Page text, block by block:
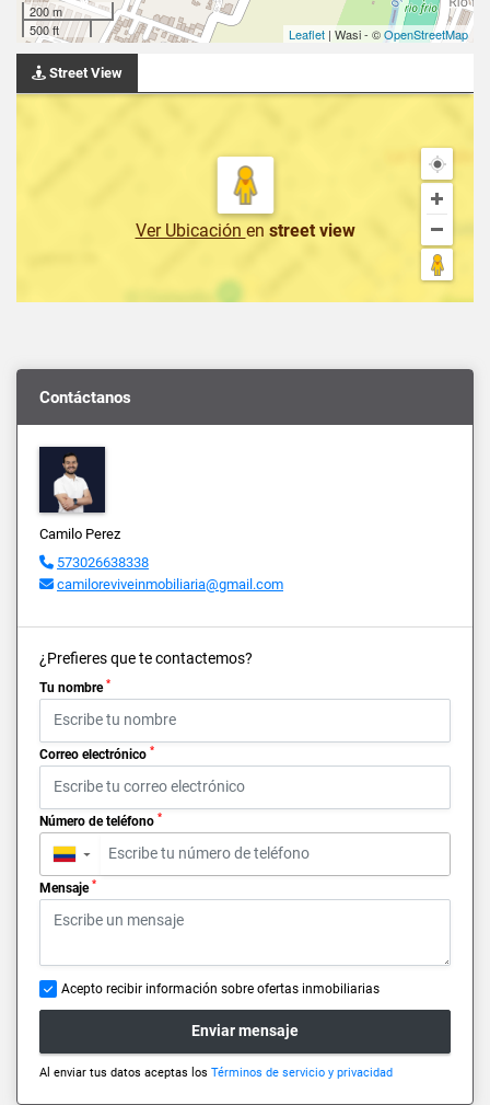
200 m
500 ft
Leaflet | Wasi - ©OpenStreetMap
Street View
Ver Ubicación en street view
Contáctanos
Camilo Perez
573026638338
camiloreviveinmobiliaria@gmail.com
¿Prefieres que te contactemos?
Tu nombre *
Correo electrónico *
Número de teléfono *
▼
Mensaje *
Acepto recibir información sobre ofertas inmobiliarias
Enviar mensaje
Al enviar tus datos aceptas los Términos de servicio y privacidad